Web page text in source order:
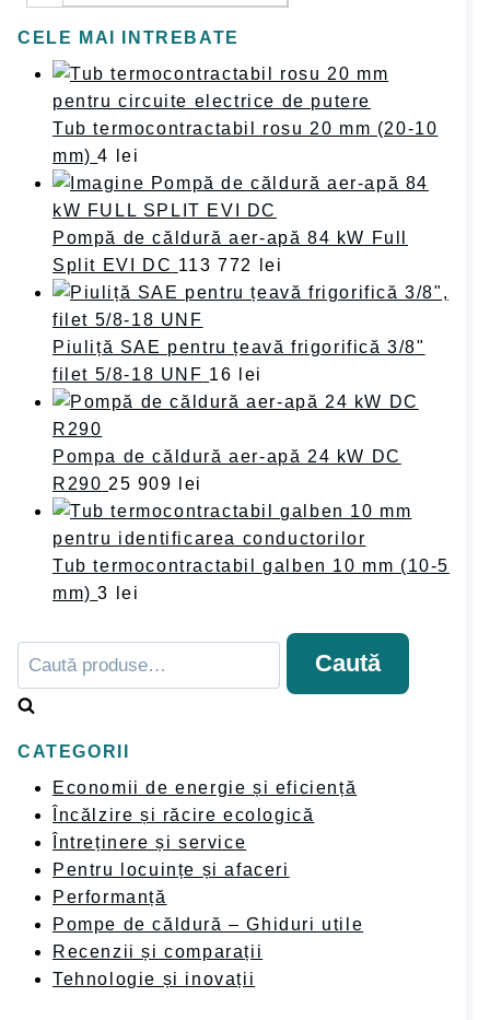
CELE MAI INTREBATE
Tub termocontractabil rosu 20 mm (20-10
mm) 4 lei
Pompă de căldură aer-apă 84 kW Full
Split EVI DC 113 772 lei
Piuliță SAE pentru țeavă frigorifică 3/8"
filet 5/8-18 UNF 16 lei
Pompa de căldură aer-apă 24 kW DC
R290 25 909 lei
Tub termocontractabil galben 10 mm (10-5
mm) 3 lei
Caută
după:
Caută
CATEGORII
Economii de energie și eficiență
Încălzire și răcire ecologică
Întreținere și service
Pentru locuințe și afaceri
Performanță
Pompe de căldură – Ghiduri utile
Recenzii și comparații
Tehnologie și inovații